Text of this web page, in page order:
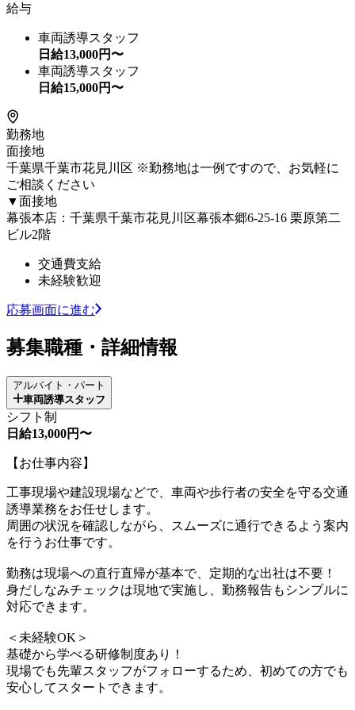
給与
車両誘導スタッフ
日給13,000円〜
車両誘導スタッフ
日給15,000円〜
勤務地
面接地
千葉県千葉市花見川区 ※勤務地は一例ですので、お気軽に
ご相談ください
▼面接地
幕張本店：千葉県千葉市花見川区幕張本郷6-25-16 栗原第二
ビル2階
交通費支給
未経験歓迎
応募画面に進む
募集職種・詳細情報
アルバイト・パート
車両誘導スタッフ
シフト制
日給13,000円〜
【お仕事内容】
工事現場や建設現場などで、車両や歩行者の安全を守る交通
誘導業務をお任せします。
周囲の状況を確認しながら、スムーズに通行できるよう案内
を行うお仕事です。
勤務は現場への直行直帰が基本で、定期的な出社は不要！
身だしなみチェックは現地で実施し、勤務報告もシンプルに
対応できます。
＜未経験OK＞
基礎から学べる研修制度あり！
現場でも先輩スタッフがフォローするため、初めての方でも
安心してスタートできます。